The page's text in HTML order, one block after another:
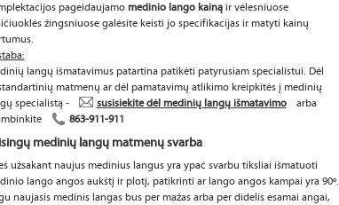
pageidaujamomedinio lango kainąir vėlesniuose
žingsniuose galėsite keisti jo specifikacijas ir matyti kainų
langų išmatavimus patartina patikėti patyrusiam specialistui. Dėl
matmenų ar dėl pamatavimų atlikimo kreipkitės į medinių
specialistą -
susisiekite dėl medinių langų išmatavimo
arba
863-911-911
medinių langų matmenų svarba
užsakant naujus medinius langus yra ypač svarbu tiksliai išmatuoti
lango angos aukštį ir plotį, patikrinti ar lango angos kampai yra 90º.
naujasis medinis langas bus per mažas arba per didelis esamai angai,